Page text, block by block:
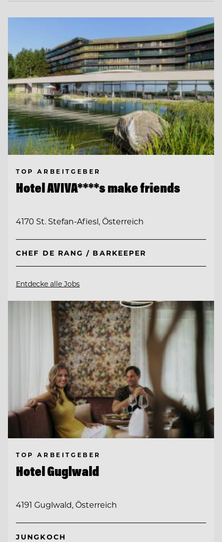
TOP ARBEITGEBER
Hotel AVIVA****s make friends
4170 St. Stefan-Afiesl, Österreich
CHEF DE RANG / BARKEEPER
Entdecke alle Jobs
TOP ARBEITGEBER
Hotel Guglwald
4191 Guglwald, Österreich
JUNGKOCH